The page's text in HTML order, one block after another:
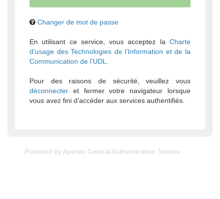
Changer de mot de passe
En utilisant ce service, vous acceptez la Charte
d’usage des Technologies de l’Information et de la
Communication de l’UDL.
Pour des raisons de sécurité, veuillez vous
déconnecter et fermer votre navigateur lorsque
vous avez fini d’accéder aux services authentifiés.
Powered by Apereo Central Authentication Service